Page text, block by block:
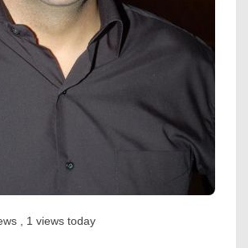
, 1 views today